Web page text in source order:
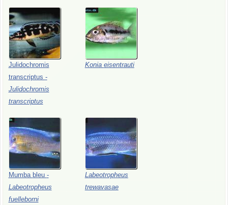
Julidochromis
transcriptus -
Julidochromis
transcriptus
Konia eisentrauti
Mumba bleu -
Labeotropheus
fuelleborni
Labeotropheus
trewavasae